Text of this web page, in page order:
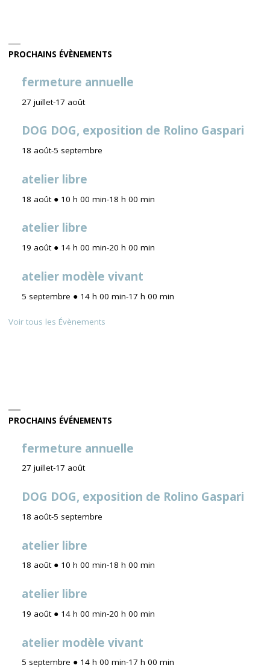
PROCHAINS ÉVÈNEMENTS
fermeture annuelle
27 juillet-17 août
DOG DOG, exposition de Rolino Gaspari
18 août-5 septembre
atelier libre
18 août ● 10 h 00 min-18 h 00 min
atelier libre
19 août ● 14 h 00 min-20 h 00 min
atelier modèle vivant
5 septembre ● 14 h 00 min-17 h 00 min
Voir tous les Évènements
PROCHAINS ÉVÉNEMENTS
fermeture annuelle
27 juillet-17 août
DOG DOG, exposition de Rolino Gaspari
18 août-5 septembre
atelier libre
18 août ● 10 h 00 min-18 h 00 min
atelier libre
19 août ● 14 h 00 min-20 h 00 min
atelier modèle vivant
5 septembre ● 14 h 00 min-17 h 00 min